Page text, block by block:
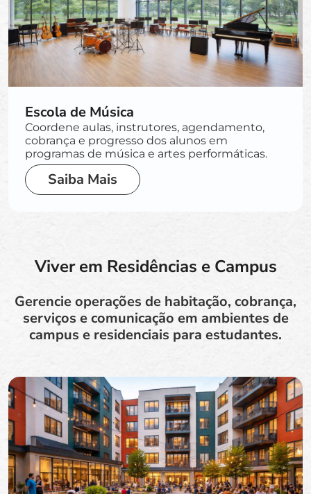
Escola de Música
Coordene aulas, instrutores, agendamento,
cobrança e progresso dos alunos em
programas de música e artes performáticas.
Saiba Mais
Viver em Residências e Campus
Gerencie operações de habitação, cobrança,
serviços e comunicação em ambientes de
campus e residenciais para estudantes.